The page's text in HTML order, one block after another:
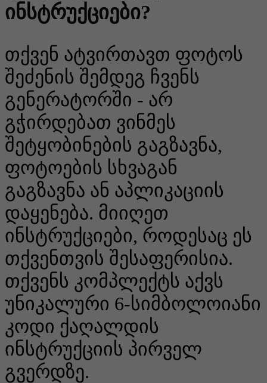
ინსტრუქციები?
თქვენ ატვირთავთ ფოტოს
შეძენის შემდეგ ჩვენს
გენერატორში - არ
გჭირდებათ ვინმეს
შეტყობინების გაგზავნა,
ფოტოების სხვაგან
გაგზავნა ან აპლიკაციის
დაყენება. მიიღეთ
ინსტრუქციები, როდესაც ეს
თქვენთვის შესაფერისია.
თქვენს კომპლექტს აქვს
უნიკალური 6-სიმბოლოიანი
კოდი ქაღალდის
ინსტრუქციის პირველ
გვერდზე.